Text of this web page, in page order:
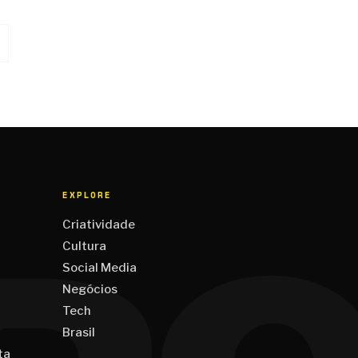
EXPLORE
Criatividade
Cultura
Social Media
Negócios
Tech
Brasil